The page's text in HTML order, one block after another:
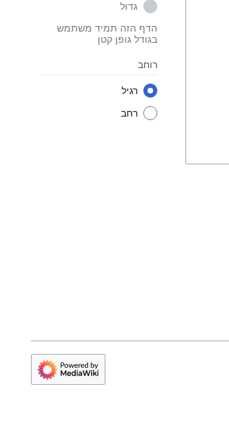
גדול
הדף הזה תמיד משתמש
בגודל גופן קטן
רוחב
רגיל
רחב